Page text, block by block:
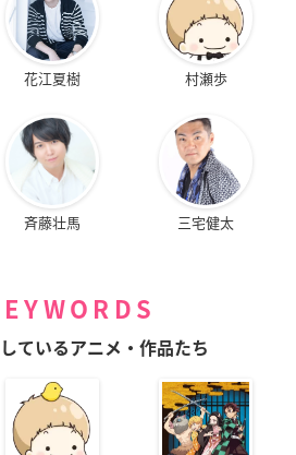
花江夏樹 村瀬歩
斉藤壮馬 三宅健太
ているアニメ・作品たち